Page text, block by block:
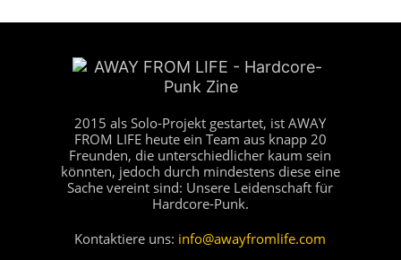
2015 als Solo-Projekt gestartet, ist AWAY
FROM LIFE heute ein Team aus knapp 20
Freunden, die unterschiedlicher kaum sein
könnten, jedoch durch mindestens diese eine
Sache vereint sind: Unsere Leidenschaft für
Hardcore-Punk.
Kontaktiere uns: info@awayfromlife.com